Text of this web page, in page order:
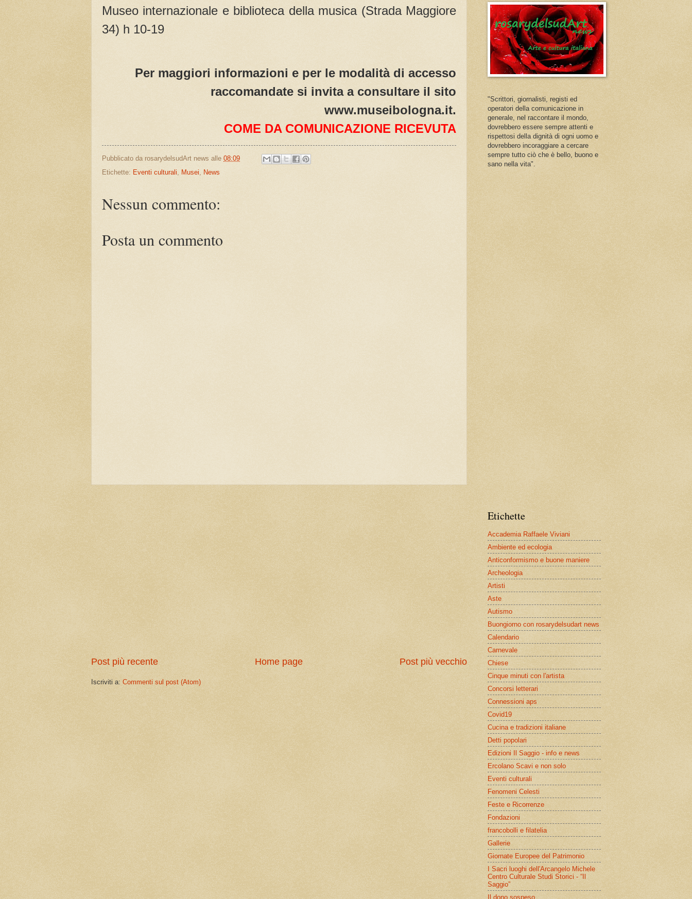
Museo internazionale e biblioteca della musica (Strada Maggiore
34) h 10-19
Per maggiori informazioni e per le modalità di accesso
raccomandate si invita a consultare il sito
www.museibologna.it.
COME DA COMUNICAZIONE RICEVUTA
Pubblicato da rosarydelsudArt news alle 08:09
Etichette: Eventi culturali, Musei, News
Nessun commento:
Posta un commento
Post più recente Post più vecchio
Home page
Iscriviti a: Commenti sul post (Atom)
"Scrittori, giornalisti, registi ed
operatori della comunicazione in
generale, nel raccontare il mondo,
dovrebbero essere sempre attenti e
rispettosi della dignità di ogni uomo e
dovrebbero incoraggiare a cercare
sempre tutto ciò che è bello, buono e
sano nella vita".
Etichette
Accademia Raffaele Viviani
Ambiente ed ecologia
Anticonformismo e buone maniere
Archeologia
Artisti
Aste
Autismo
Buongiorno con rosarydelsudart news
Calendario
Carnevale
Chiese
Cinque minuti con l'artista
Concorsi letterari
Connessioni aps
Covid19
Cucina e tradizioni italiane
Detti popolari
Edizioni Il Saggio - info e news
Ercolano Scavi e non solo
Eventi culturali
Fenomeni Celesti
Feste e Ricorrenze
Fondazioni
francobolli e filatelia
Gallerie
Giornate Europee del Patrimonio
I Sacri luoghi dell'Arcangelo Michele
Centro Culturale Studi Storici - “Il
Saggio”
Il dono sospeso